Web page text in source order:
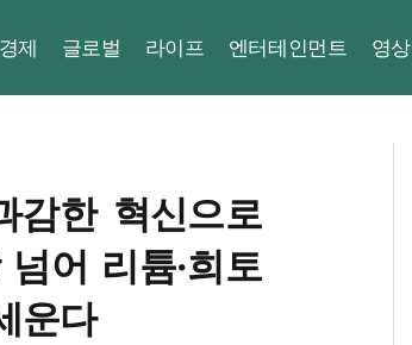
제 글로벌 라이프 엔터테인먼트 영상
감한 혁신으로
어 리튬·희토
운다